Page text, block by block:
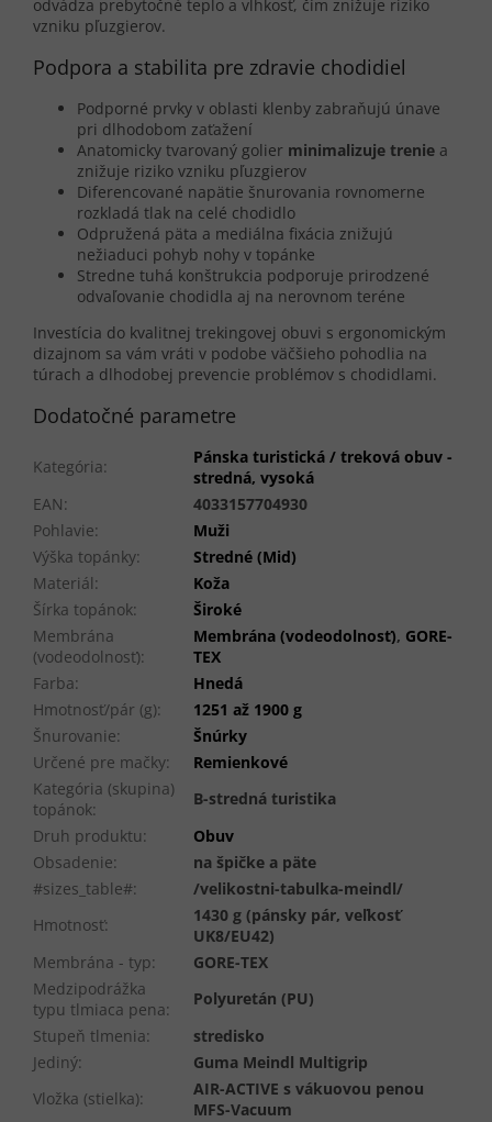
odvádza prebytočné teplo a vlhkosť, čím znižuje riziko
vzniku pľuzgierov.
Podpora a stabilita pre zdravie chodidiel
Podporné prvky v oblasti klenby zabraňujú únave
pri dlhodobom zaťažení
Anatomicky tvarovaný golier minimalizuje trenie a
znižuje riziko vzniku pľuzgierov
Diferencované napätie šnurovania rovnomerne
rozkladá tlak na celé chodidlo
Odpružená päta a mediálna fixácia znižujú
nežiaduci pohyb nohy v topánke
Stredne tuhá konštrukcia podporuje prirodzené
odvaľovanie chodidla aj na nerovnom teréne
Investícia do kvalitnej trekingovej obuvi s ergonomickým
dizajnom sa vám vráti v podobe väčšieho pohodlia na
túrach a dlhodobej prevencie problémov s chodidlami.
Dodatočné parametre
Kategória:
Pánska turistická / treková obuv -
stredná, vysoká
EAN:
4033157704930
Pohlavie:
Muži
Výška topánky:
Stredné (Mid)
Materiál:
Koža
Šírka topánok:
Široké
Membrána
(vodeodolnosť):
Membrána (vodeodolnosť), GORE-
TEX
Farba:
Hnedá
Hmotnosť/pár (g):
1251 až 1900 g
Šnurovanie:
Šnúrky
Určené pre mačky:
Remienkové
Kategória (skupina)
topánok:
B-stredná turistika
Druh produktu:
Obuv
Obsadenie:
na špičke a päte
#sizes_table#:
/velikostni-tabulka-meindl/
Hmotnosť:
1430 g (pánsky pár, veľkosť
UK8/EU42)
Membrána - typ:
GORE-TEX
Medzipodrážka
typu tlmiaca pena:
Polyuretán (PU)
Stupeň tlmenia:
stredisko
Jediný:
Guma Meindl Multigrip
Vložka (stielka):
AIR-ACTIVE s vákuovou penou
MFS-Vacuum